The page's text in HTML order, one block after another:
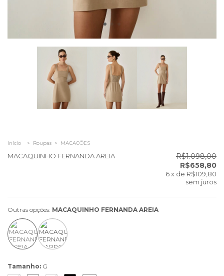
Início > Roupas > MACACÕES
MACAQUINHO FERNANDA AREIA
R$1.098,00
R$658,80
6x de R$109,80
sem juros
Outras opções: MACAQUINHO FERNANDA AREIA
Tamanho: G